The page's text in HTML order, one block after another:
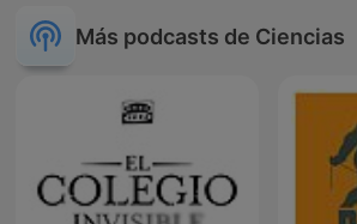
Más podcasts de Ciencias